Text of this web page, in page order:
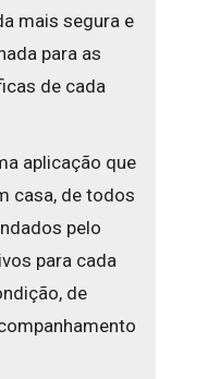
mais segura e
para as
de cada
aplicação que
casa, de todos
pelo
para cada
de